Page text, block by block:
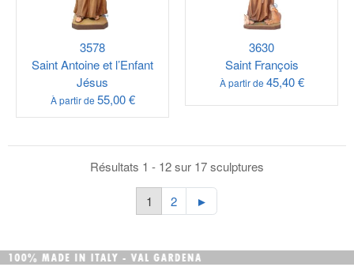
3578
Saint Antoine et l’Enfant
Jésus
À partir de 55,00 €
3630
Saint François
À partir de 45,40 €
Résultats 1 - 12 sur 17 sculptures
1 2 ►